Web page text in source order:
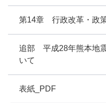
第14章 行政改革・政
追部 平成28年熊本地
いて
表紙_PDF